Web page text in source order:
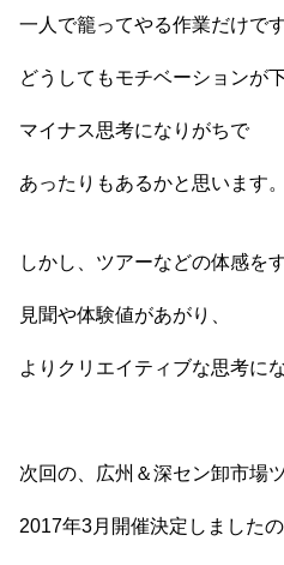
一人で籠ってやる作業だけです
どうしてもモチベーションが
マイナス思考になりがちで
あったりもあるかと思います。
しかし、ツアーなどの体感を
見聞や体験値があがり、
よりクリエイティブな思考に
次回の、広州＆深セン卸市場
2017年3月開催決定しましたの